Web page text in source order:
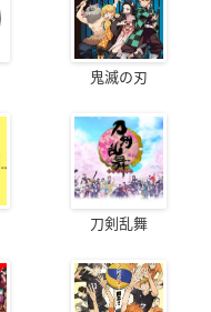
鬼滅の刃
刀剣乱舞